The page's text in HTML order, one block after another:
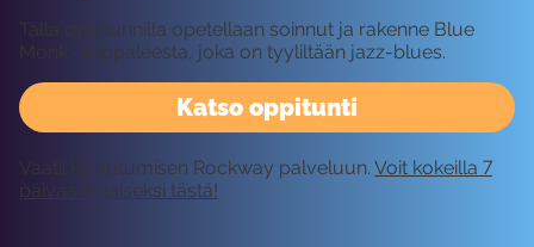
Katso oppitunti
Tällä oppitunnilla opetellaan soinnut ja rakenne Blue
Monk -kappaleesta, joka on tyyliltään jazz-blues.
Vaatii kirjautumisen Rockway palveluun. Voit kokeilla 7
päivää ilmaiseksi tästä!